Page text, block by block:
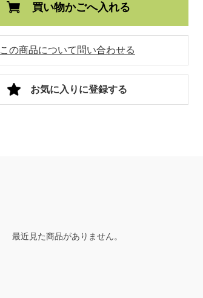
買い物かごへ入れる
この商品について問い合わせる
お気に入りに登録する
最近見た商品がありません。